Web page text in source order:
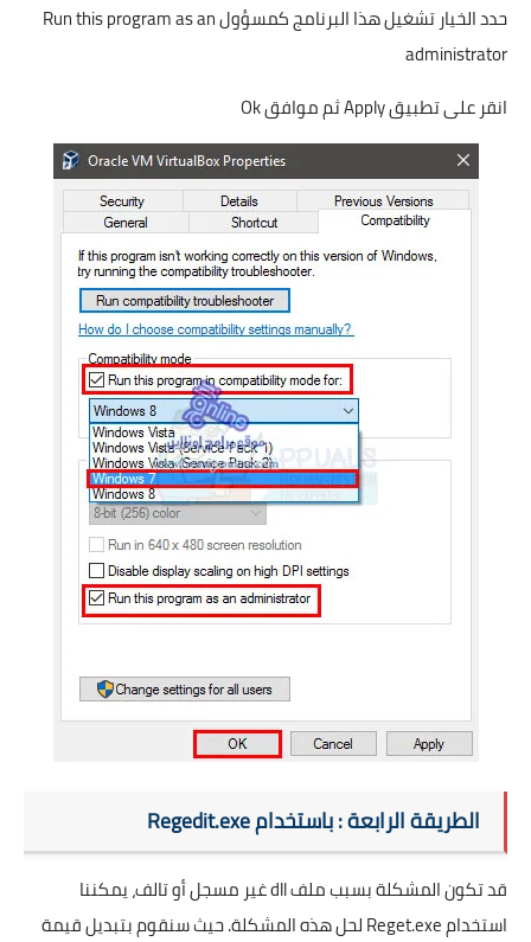
حدد الخيار تشغيل هذا البرنامج كمسؤول Run this program as an
administrator
انقر على تطبيق Apply ثم موافق Ok
الطريقة الرابعة : باستخدام Regedit.exe
قد تكون المشكلة بسبب ملف dll غير مسجل أو تالف، يمكننا
استخدام Reget.exe لحل هذه المشكلة. حيث سنقوم بتبديل قيمة